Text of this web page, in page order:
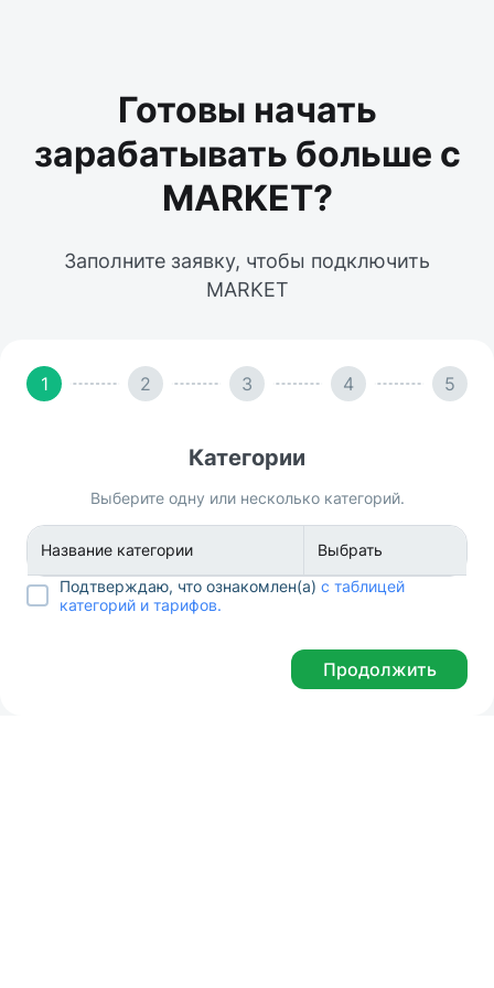
Готовы начать
зарабатывать больше с
MARKET?
Заполните заявку, чтобы подключить
MARKET
1 2 3 4 5
Категории
Выберите одну или несколько категорий.
Название категории
Выбрать
Подтверждаю, что ознакомлен(а) с таблицей
категорий и тарифов.
Продолжить